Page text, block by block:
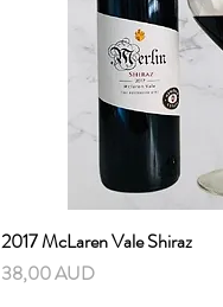
Vista rápida
2017 McLaren Vale Shiraz
Precio
38,00 AUD